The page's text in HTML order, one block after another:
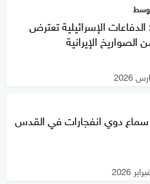
الإسرائيلية تعترض
الصواريخ الإيرانية
سماع دوي انفجارات في القدس